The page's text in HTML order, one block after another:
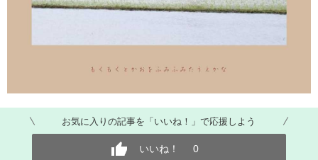
お気に入りの記事を「いいね！」で応援しよう
いいね！ 0